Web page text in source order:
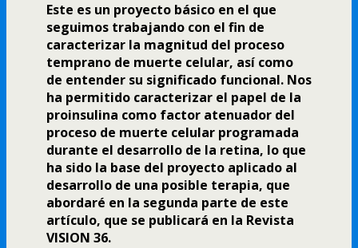
Este es un proyecto básico en el que
seguimos trabajando con el fin de
caracterizar la magnitud del proceso
temprano de muerte celular, así­ como
de entender su significado funcional. Nos
ha permitido caracterizar el papel de la
proinsulina como factor atenuador del
proceso de muerte celular programada
durante el desarrollo de la retina, lo que
ha sido la base del proyecto aplicado al
desarrollo de una posible terapia, que
abordaré en la segunda parte de este
artí­culo, que se publicará en la Revista
VISION 36.